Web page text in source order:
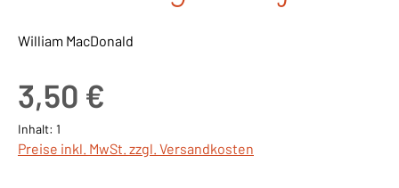
William MacDonald
3,50 €
Inhalt: 1
Preise inkl. MwSt. zzgl. Versandkosten